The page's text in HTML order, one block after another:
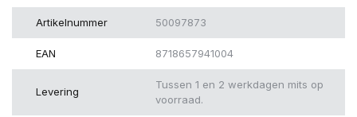
Artikelnummer 50097873
EAN 8718657941004
Levering
Tussen 1 en 2 werkdagen mits op
voorraad.